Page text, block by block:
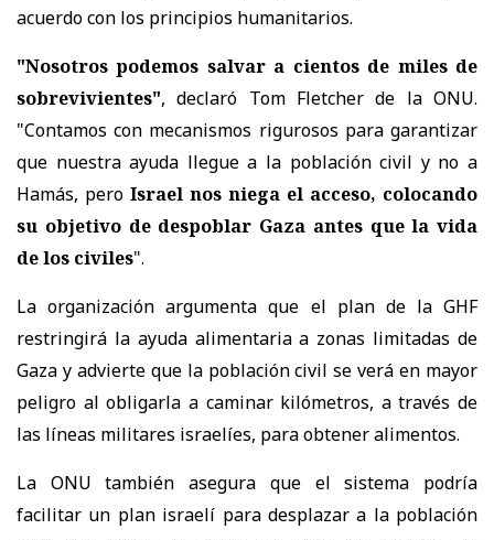
acuerdo con los principios humanitarios.
"Nosotros podemos salvar a cientos de miles de
sobrevivientes", declaró Tom Fletcher de la ONU.
"Contamos con mecanismos rigurosos para garantizar
que nuestra ayuda llegue a la población civil y no a
Hamás, pero Israel nos niega el acceso, colocando
su objetivo de despoblar Gaza antes que la vida
de los civiles".
La organización argumenta que el plan de la GHF
restringirá la ayuda alimentaria a zonas limitadas de
Gaza y advierte que la población civil se verá en mayor
peligro al obligarla a caminar kilómetros, a través de
las líneas militares israelíes, para obtener alimentos.
La ONU también asegura que el sistema podría
facilitar un plan israelí para desplazar a la población